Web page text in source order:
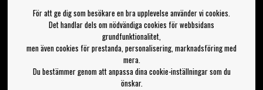
Om Bengans
FAQ / Köp- & Leveransvillkor
Din sida
Logga ut
Jag vill ha tips från Bengans
För att ge dig som besökare en bra upplevelse använder vi cookies.
Det handlar dels om nödvändiga cookies för webbsidans
grundfunktionalitet,
men även cookies för prestanda, personalisering, marknadsföring med
mera.
Du bestämmer genom att anpassa dina cookie-inställningar som du
önskar.